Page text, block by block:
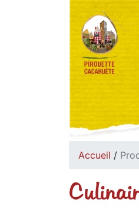
Accueil /